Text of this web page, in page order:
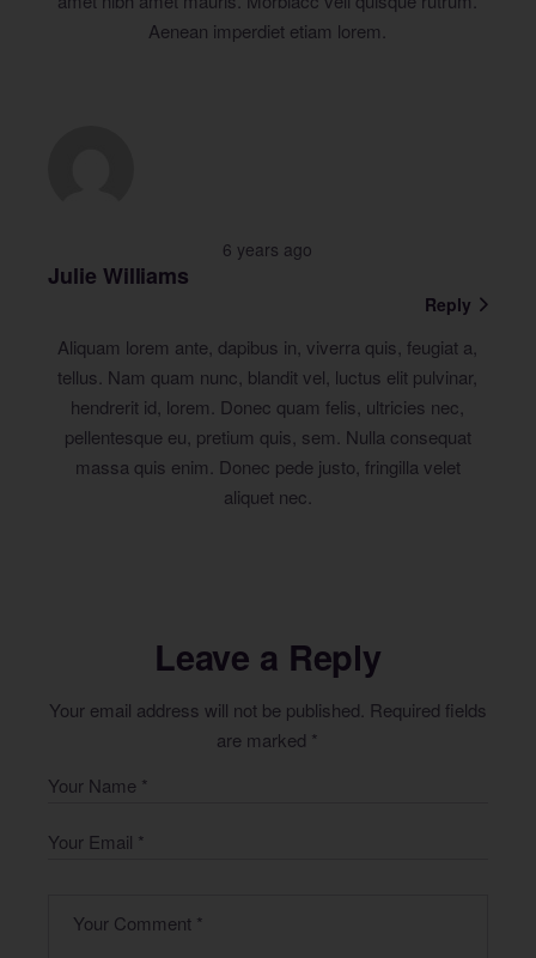
Aenean imperdiet etiam lorem.
6 years ago
Julie Williams
Reply
Aliquam lorem ante, dapibus in, viverra quis, feugiat a,
tellus. Nam quam nunc, blandit vel, luctus elit pulvinar,
hendrerit id, lorem. Donec quam felis, ultricies nec,
pellentesque eu, pretium quis, sem. Nulla consequat
massa quis enim. Donec pede justo, fringilla velet
aliquet nec.
Leave a Reply
Your email address will not be published. Required fields
are marked *